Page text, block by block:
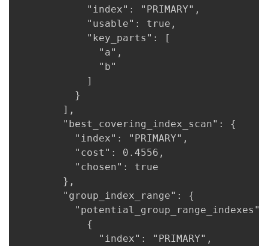
            "index": "PRIMARY",
            "usable": true,
            "key_parts": [
              "a",
              "b"
            ]
          }
        ],
        "best_covering_index_scan": {
          "index": "PRIMARY",
          "cost": 0.4556,
          "chosen": true
        },
        "group_index_range": {
            {
              "index": "PRIMARY",